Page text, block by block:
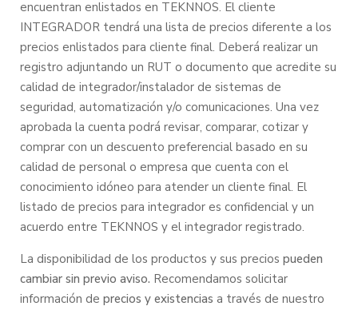
encuentran enlistados en TEKNNOS. El cliente
INTEGRADOR tendrá una lista de precios diferente a los
precios enlistados para cliente final. Deberá realizar un
registro adjuntando un RUT o documento que acredite su
calidad de integrador/instalador de sistemas de
seguridad, automatización y/o comunicaciones. Una vez
aprobada la cuenta podrá revisar, comparar, cotizar y
comprar con un descuento preferencial basado en su
calidad de personal o empresa que cuenta con el
conocimiento idóneo para atender un cliente final. El
listado de precios para integrador es confidencial y un
acuerdo entre TEKNNOS y el integrador registrado.
La disponibilidad de los productos y sus precios pueden
cambiar sin previo aviso. Recomendamos solicitar
información de precios y existencias a través de nuestro